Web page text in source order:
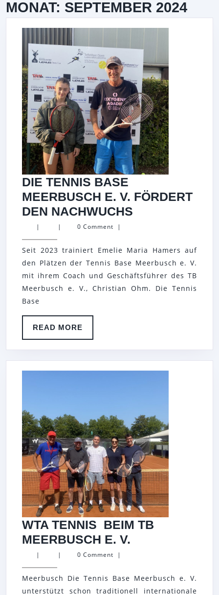
MONAT: SEPTEMBER 2024
DIE TENNIS BASE
MEERBUSCH E. V. FÖRDERT
DEN NACHWUCHS
MEERBUSCH
E.
V.
| | 0 Comment |
Seit 2023 trainiert Emelie Maria Hamers auf
den Plätzen der Tennis Base Meerbusch e. V.
mit ihrem Coach und Geschäftsführer des TB
Meerbusch e. V., Christian Ohm. Die Tennis
Base
READ MORE
MORE
WTA TENNIS BEIM TB
MEERBUSCH E. V.
TB
| | 0 Comment |
Meerbusch Die Tennis Base Meerbusch e. V.
unterstützt schon traditionell internationale